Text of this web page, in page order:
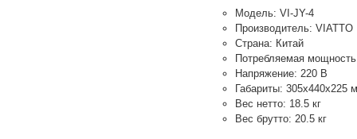
Модель: VI-JY-4
Производитель: VIATTO
Страна: Китай
Потребляемая
Напряжение: 220 В
Габариты: 305х440х225
Вес нетто: 18.5 кг
Вес брутто: 20.5 кг